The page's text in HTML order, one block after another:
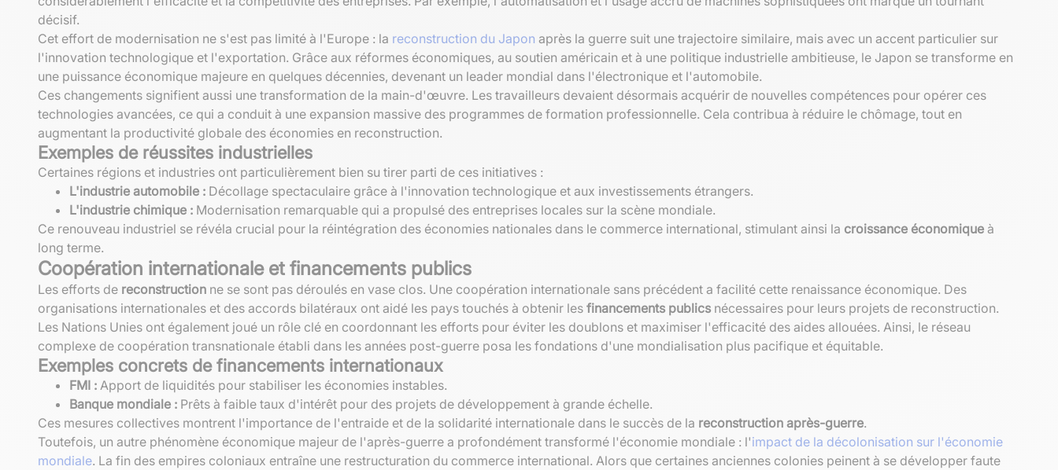
décisif.
Cet effort de modernisation ne s'est pas limité à l'Europe : la reconstruction du Japon après la guerre suit une trajectoire similaire, mais avec un accent particulier sur
l'innovation technologique et l'exportation. Grâce aux réformes économiques, au soutien américain et à une politique industrielle ambitieuse, le Japon se transforme en
une puissance économique majeure en quelques décennies, devenant un leader mondial dans l'électronique et l'automobile.
Ces changements signifient aussi une transformation de la main-d'œuvre. Les travailleurs devaient désormais acquérir de nouvelles compétences pour opérer ces
technologies avancées, ce qui a conduit à une expansion massive des programmes de formation professionnelle. Cela contribua à réduire le chômage, tout en
augmentant la productivité globale des économies en reconstruction.
Exemples de réussites industrielles
Certaines régions et industries ont particulièrement bien su tirer parti de ces initiatives :
L'industrie automobile : Décollage spectaculaire grâce à l'innovation technologique et aux investissements étrangers.
L'industrie chimique : Modernisation remarquable qui a propulsé des entreprises locales sur la scène mondiale.
Ce renouveau industriel se révéla crucial pour la réintégration des économies nationales dans le commerce international, stimulant ainsi la croissance économique à
long terme.
Coopération internationale et financements publics
Les efforts de reconstruction ne se sont pas déroulés en vase clos. Une coopération internationale sans précédent a facilité cette renaissance économique. Des
organisations internationales et des accords bilatéraux ont aidé les pays touchés à obtenir les financements publics nécessaires pour leurs projets de reconstruction.
Les Nations Unies ont également joué un rôle clé en coordonnant les efforts pour éviter les doublons et maximiser l'efficacité des aides allouées. Ainsi, le réseau
complexe de coopération transnationale établi dans les années post-guerre posa les fondations d'une mondialisation plus pacifique et équitable.
Exemples concrets de financements internationaux
FMI : Apport de liquidités pour stabiliser les économies instables.
Banque mondiale : Prêts à faible taux d'intérêt pour des projets de développement à grande échelle.
Ces mesures collectives montrent l'importance de l'entraide et de la solidarité internationale dans le succès de la reconstruction après-guerre.
Toutefois, un autre phénomène économique majeur de l'après-guerre a profondément transformé l'économie mondiale : l'impact de la décolonisation sur l'économie
mondiale. La fin des empires coloniaux entraîne une restructuration du commerce international. Alors que certaines anciennes colonies peinent à se développer faute